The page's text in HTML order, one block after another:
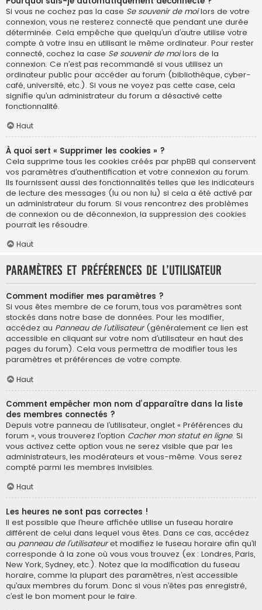
Si vous ne cochez pas la case Se souvenir de moilors de votre
connexion, vous ne resterez connecté que pendant une durée
déterminée. Cela empêche que quelqu’un d’autre utilise votre
compte à votre insu en utilisant le même ordinateur. Pour rester
connecté, cochez la case Se souvenir de moilors de la
connexion. Ce n’est pas recommandé si vous utilisez un
ordinateur public pour accéder au forum (bibliothèque, cyber-
café, université, etc.). Si vous ne voyez pas cette case, cela
signifie qu’un administrateur du forum a désactivé cette
fonctionnalité.
Haut
À quoi sert « Supprimer les cookies » ?
Cela supprime tous les cookies créés par phpBB qui conservent
vos paramètres d’authentification et votre connexion au forum.
Ils fournissent aussi des fonctionnalités telles que les indicateurs
de lecture des messages (lu ou non lu) si cela a été activé par
un administrateur du forum. Si vous rencontrez des problèmes
de connexion ou de déconnexion, la suppression des cookies
pourrait les résoudre.
Haut
Paramètres et préférences de l’utilisateur
Comment modifier mes paramètres ?
Si vous êtes membre de ce forum, tous vos paramètres sont
stockés dans notre base de données. Pour les modifier,
accédez au Panneau de l’utilisateur(généralement ce lien est
accessible en cliquant sur votre nom d’utilisateur en haut des
pages du forum). Cela vous permettra de modifier tous les
paramètres et préférences de votre compte.
Haut
Comment empêcher mon nom d’apparaître dans la liste
des membres connectés ?
Depuis votre panneau de l’utilisateur, onglet « Préférences du
forum », vous trouverez l’option Cacher mon statut en ligne. Si
vous activez cette option vous ne serez visible que par les
administrateurs, les modérateurs et vous-même. Vous serez
compté parmi les membres invisibles.
Haut
Les heures ne sont pas correctes !
Il est possible que l’heure affichée utilise un fuseau horaire
différent de celui dans lequel vous êtes. Dans ce cas, accédez
au panneau de l’utilisateuret modifiez le fuseau horaire afin qu’il
corresponde à la zone où vous vous trouvez (ex : Londres, Paris,
New York, Sydney, etc.). Notez que la modification du fuseau
horaire, comme la plupart des paramètres, n’est accessible
qu’aux membres du forum. Donc si vous n’êtes pas enregistré,
c’est le bon moment pour le faire.